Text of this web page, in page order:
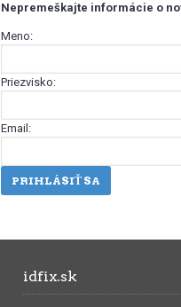
Nepremeškajte informácie o
Meno:
Priezvisko:
Email:
PRIHLÁSIŤ SA
idfix.sk